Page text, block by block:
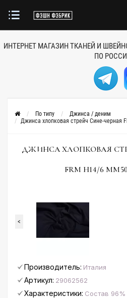
ИНТЕРНЕТ МАГАЗИН ТКАНЕЙ И
ПО
По типу
Джинса / деним
Джинса хлопковая стрейч Сине-черная
ДЖИНСА ХЛОПКОВАЯ
FRM H14/6 ММ50
<
Производитель: Италия
Артикул: 29062562
Характеристики: Состав 96%